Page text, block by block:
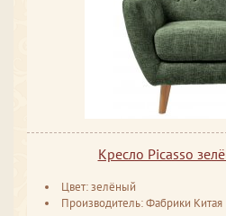
Кресло Picasso
Цвет: зелёный
Производитель: Фабрики Китая